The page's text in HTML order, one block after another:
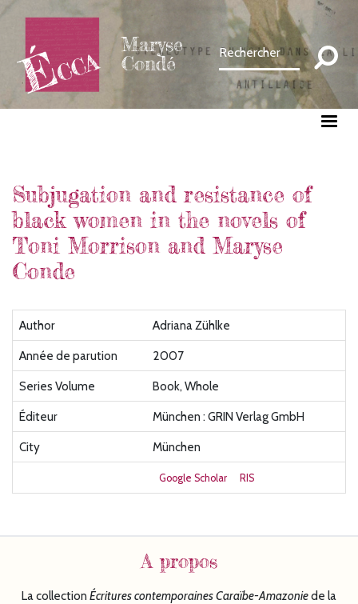
contenu
principal
Maryse
Condé
Subjugation and resistance of
black women in the novels of
Toni Morrison and Maryse
Conde
Author
Adriana Zühlke
Année de parution
2007
Series Volume
Book, Whole
Éditeur
München : GRIN Verlag GmbH
City
München
Google Scholar RIS
A propos
La collection Écriturescontemporaines Caraïbe-Amazoniede la